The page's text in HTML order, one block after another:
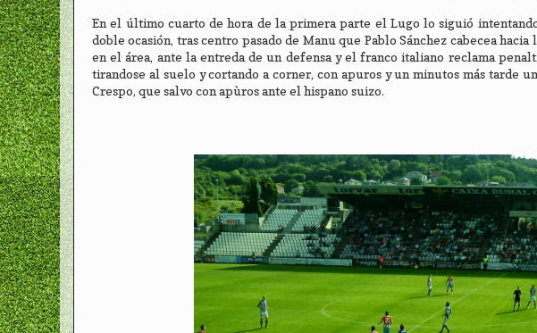
En el último cuarto de hora de la primera parte el Lugo lo siguió
doble ocasión, tras centro pasado de Manu que Pablo Sánchez cabecea
en el área, ante la entreda de un defensa y el franco italiano reclama
tirandose al suelo y cortando a corner, con apuros y un minutos más tarde
Crespo, que salvo con apùros ante el hispano suizo.